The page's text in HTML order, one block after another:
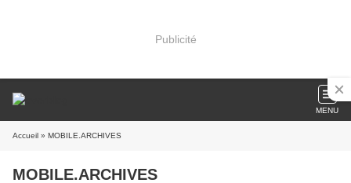
Publicité
MENU
Accueil » MOBILE.ARCHIVES
MOBILE.ARCHIVES